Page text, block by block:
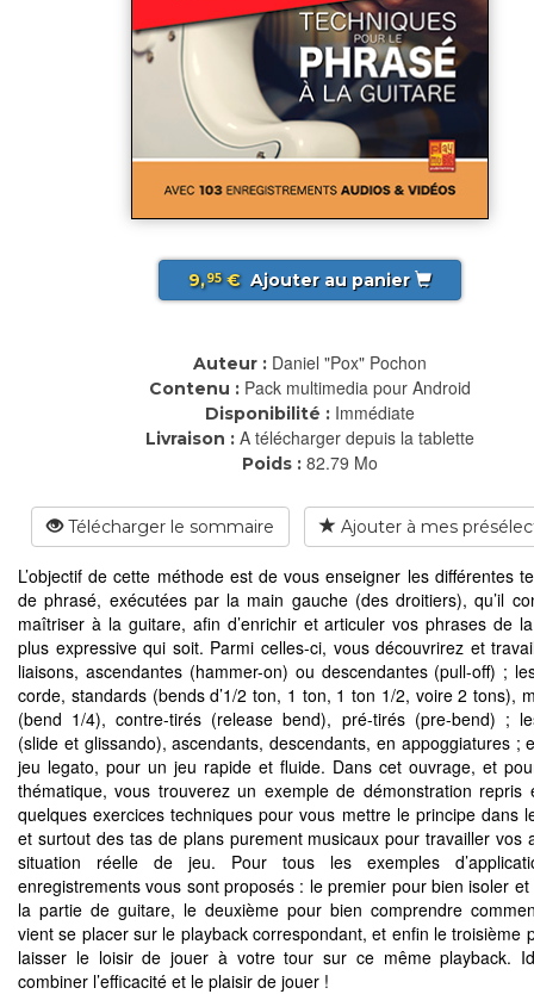
9,95€ Ajouter au panier
Auteur : Daniel "Pox" Pochon
Contenu : Pack multimedia pour Android
Disponibilité : Immédiate
Livraison : A télécharger depuis la tablette
Poids : 82.79 Mo
Télécharger le sommaire Ajouter à mes
L’objectif de cette méthode est de vous enseigner les différentes
de phrasé, exécutées par la main gauche (des droitiers), qu’il
maîtriser à la guitare, afin d’enrichir et articuler vos phrases de
plus expressive qui soit. Parmi celles-ci, vous découvrirez et
liaisons, ascendantes (hammer-on) ou descendantes (pull-off) ;
corde, standards (bends d’1/2 ton, 1 ton, 1 ton 1/2, voire 2 tons),
(bend 1/4), contre-tirés (release bend), pré-tirés (pre-bend) ;
(slide et glissando), ascendants, descendants, en appoggiatures ;
jeu legato, pour un jeu rapide et fluide. Dans cet ouvrage, et
thématique, vous trouverez un exemple de démonstration repris
quelques exercices techniques pour vous mettre le principe dans
et surtout des tas de plans purement musicaux pour travailler vos
situation réelle de jeu. Pour tous les exemples
enregistrements vous sont proposés : le premier pour bien isoler
la partie de guitare, le deuxième pour bien comprendre
vient se placer sur le playback correspondant, et enfin le troisième
laisser le loisir de jouer à votre tour sur ce même playback.
combiner l’efficacité et le plaisir de jouer !